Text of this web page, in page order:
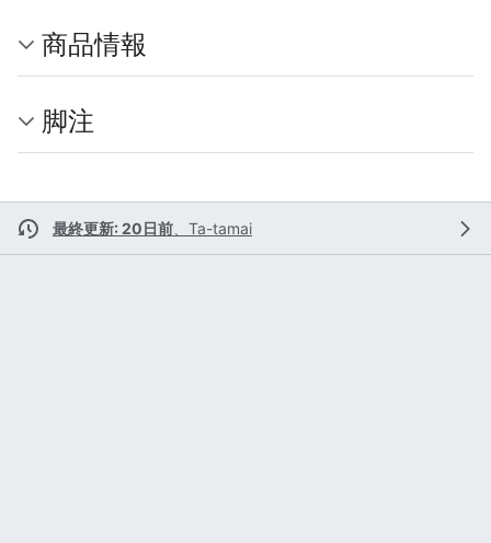
商品情報
脚注
最終更新: 20日前 Ta-tamai